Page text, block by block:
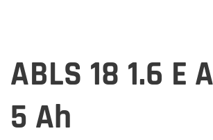
ABLS 18 1.6 E
5 Ah